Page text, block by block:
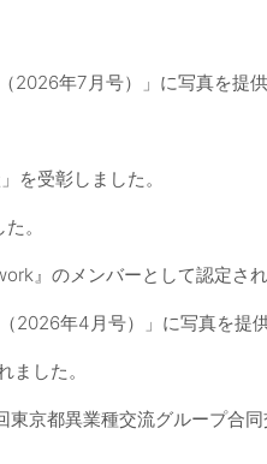
年7月号）」に写真を提供
を受彰しました。
。
』のメンバーとして認定され
年4月号）」に写真を提供
ました。
京都異業種交流グループ合